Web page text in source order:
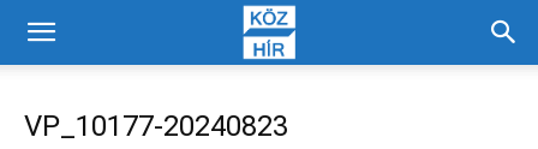
VP_10177-20240823